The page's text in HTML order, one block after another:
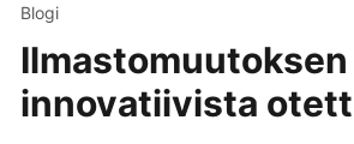
Blogi
innovatiivista